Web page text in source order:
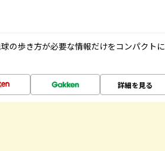
の歩き方が必要な情報だけをコンパクトに
詳細を見る